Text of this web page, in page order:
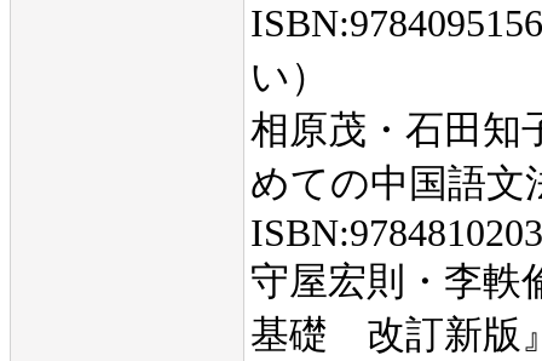
い）
相原茂・石田知
めての中国語
守屋宏則・李軼
基礎 改訂新版